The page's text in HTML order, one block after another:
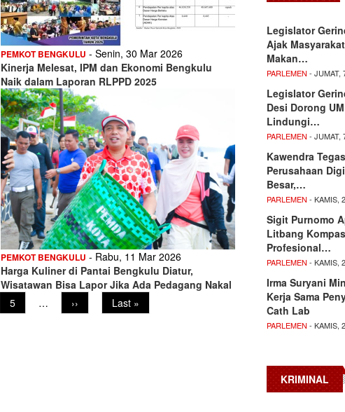
PEMKOT BENGKULU - Senin, 30 Mar 2026
Kinerja Melesat, IPM dan Ekonomi Bengkulu
Naik dalam Laporan RLPPD 2025
PEMKOT BENGKULU - Rabu, 11 Mar 2026
Harga Kuliner di Pantai Bengkulu Diatur,
Wisatawan Bisa Lapor Jika Ada Pedagang Nakal
Page
5 …
Next
page
››
Last
page
Last »
Legislator
Ajak
Makan…
PARLEMEN - JUMAT,
Legislator
Desi Dorong
Lindungi…
PARLEMEN - JUMAT,
Kawendra
Perusahaan
Besar,…
PARLEMEN - KAMIS,
Sigit Purnomo
Litbang
Profesional…
PARLEMEN - KAMIS,
Irma Suryani
Kerja Sama
Cath Lab
PARLEMEN - KAMIS,
KRIMINAL